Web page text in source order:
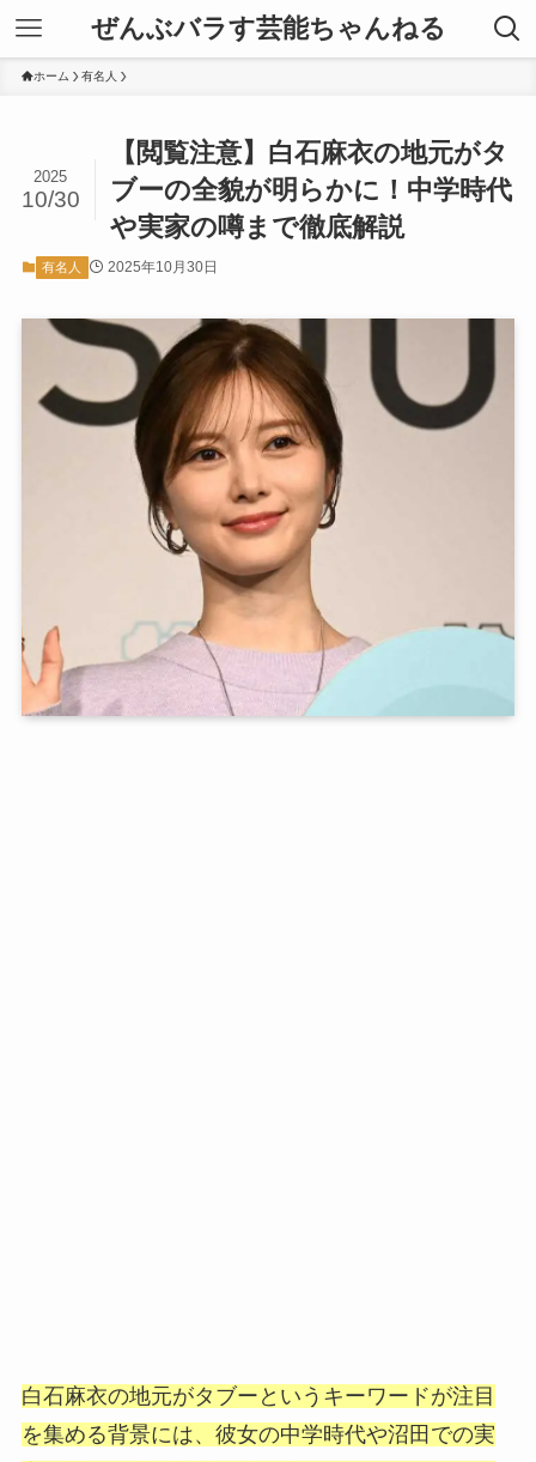
ぜんぶバラす芸能ちゃんねる
ホーム 有名人
【閲覧注意】白石麻衣の地元がタ
ブーの全貌が明らかに！中学時代
や実家の噂まで徹底解説
2025
10/30
有名人 2025年10月30日
白石麻衣の地元がタブーというキーワードが注目
を集める背景には、彼女の中学時代や沼田での実